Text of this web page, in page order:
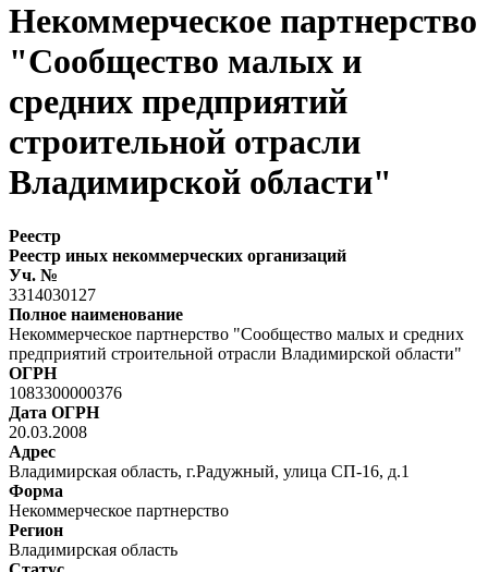
Некоммерческое партнерство
"Сообщество малых и
средних предприятий
строительной отрасли
Владимирской области"
Реестр
Реестр иных некоммерческих организаций
Уч. №
3314030127
Полное наименование
Некоммерческое партнерство "Сообщество малых и средних
предприятий строительной отрасли Владимирской области"
ОГРН
1083300000376
Дата ОГРН
20.03.2008
Адрес
Владимирская область, г.Радужный, улица СП-16, д.1
Форма
Некоммерческое партнерство
Регион
Владимирская область